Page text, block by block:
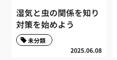
湿気と虫の関係を知り
対策を始めよう
2025.06.08
未分類